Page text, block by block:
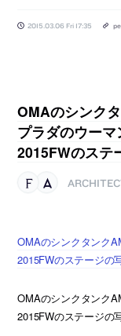
2015.03.06 Fri 17:35
OMAのシンク
プラダのウー
2015FWのステ
OMAのシンクタンク
2015FWのステージの
OMAのシンクタンク
2015FWのステージの